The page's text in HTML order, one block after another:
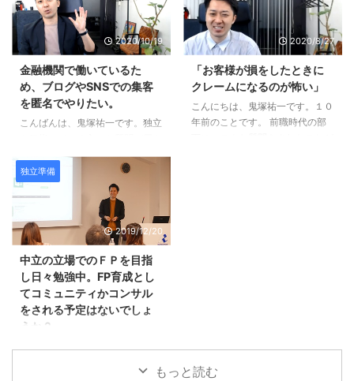
めれば良いかも分かりません。」
というお悩みが届いたので回答し
ますね。 ＣＦＰの試験勉強をし
ているそうですが、集中できてい
ないそうです。 質問の全文はこ
ちらです。 Ｑ：「いずれＦＰで
起業したいけど、何から始めれば
良いか分からない！」 ペンネー
融の会社員で、いずれはFPで起
業が出来ればと思っていますが、
何からどのように始めれば良いか
も分かりません。 ブログを始 ...
す。」 というご相談が届きまし
た。 Ｑ：「副業でＦＰの仕事を
していけたらと考えています。」
ペンネーム：minami23さん 鬼塚
先生 いつもYouTube、メルマ
ガ、楽しんで拝見しております。
東京在住のminami23と申しま
す。 Facebookもフォロー申請出
2020/10/19
金融機関で働いているた
め、ブログやSNSでの集客
を匿名でやりたい。
こんばんは、鬼塚祐一です。独立
ました。 現在は、金融機関に勤
務しているそうです。 Ｑ：「金
融機関で働いているため、ブログ
やSNSでの集客を匿名でやりた
い。」 ペンネーム：みつさん 鬼
塚さんこんにちは 将来、独立す
るために勉強しようと１０日間メ
ルマガを見ました。 私は今年の
１月からワードプレスでブログを
始めていたので（15記事くらいで
PV数はほとんどありません）少
し改良していきたいと思います。
融機関で働いているため、 ...
2020/8/27
「お客様が損をしたときに
クレームになるのが怖い」
こんにちは、鬼塚祐一です。１０
年前のことです。 前職時代の部
独立準備
2019/12/20
中立の立場でのＦＰを目指
し日々勉強中。FP育成とし
てコミュニティかコンサル
をされる予定はないでしょ
うか？
もっと読む